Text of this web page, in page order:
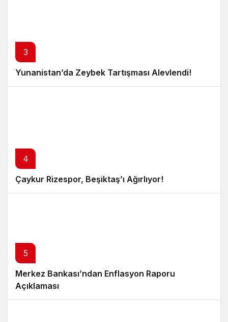
3
Yunanistan’da Zeybek Tartışması Alevlendi!
4
Çaykur Rizespor, Beşiktaş’ı Ağırlıyor!
5
Merkez Bankası’ndan Enflasyon Raporu
Açıklaması